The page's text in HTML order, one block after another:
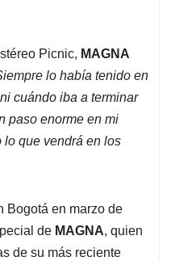
Picnic, MAGNA
lo había tenido en
cuándo iba a terminar
paso enorme en mi
lo que vendrá en los
Bogotá en marzo de
de MAGNA, quien
de su más reciente